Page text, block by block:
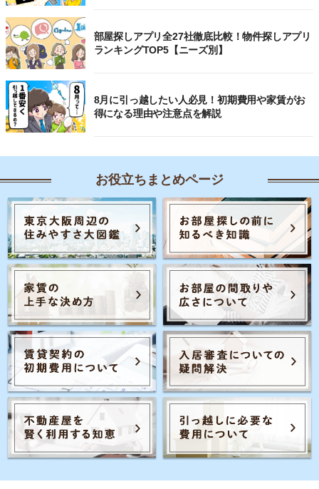
部屋探しアプリ全27社徹底比較！物件探しアプリ
ランキングTOP5【ニーズ別】
8月に引っ越したい人必見！初期費用や家賃がお
得になる理由や注意点を解説
お役立ちまとめページ